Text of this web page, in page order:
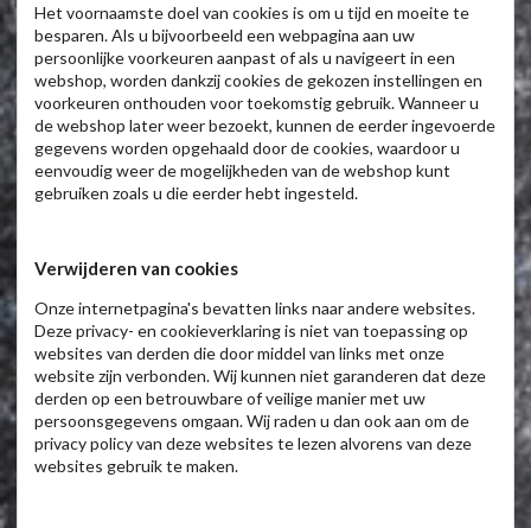
Het voornaamste doel van cookies is om u tijd en moeite te
besparen. Als u bijvoorbeeld een webpagina aan uw
persoonlijke voorkeuren aanpast of als u navigeert in een
webshop, worden dankzij cookies de gekozen instellingen en
voorkeuren onthouden voor toekomstig gebruik. Wanneer u
de webshop later weer bezoekt, kunnen de eerder ingevoerde
gegevens worden opgehaald door de cookies, waardoor u
eenvoudig weer de mogelijkheden van de webshop kunt
gebruiken zoals u die eerder hebt ingesteld.
Verwijderen van cookies
Onze internetpagina's bevatten links naar andere websites.
Deze privacy- en cookieverklaring is niet van toepassing op
websites van derden die door middel van links met onze
website zijn verbonden. Wij kunnen niet garanderen dat deze
derden op een betrouwbare of veilige manier met uw
persoonsgegevens omgaan. Wij raden u dan ook aan om de
privacy policy van deze websites te lezen alvorens van deze
websites gebruik te maken.